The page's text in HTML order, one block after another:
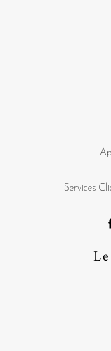
Services